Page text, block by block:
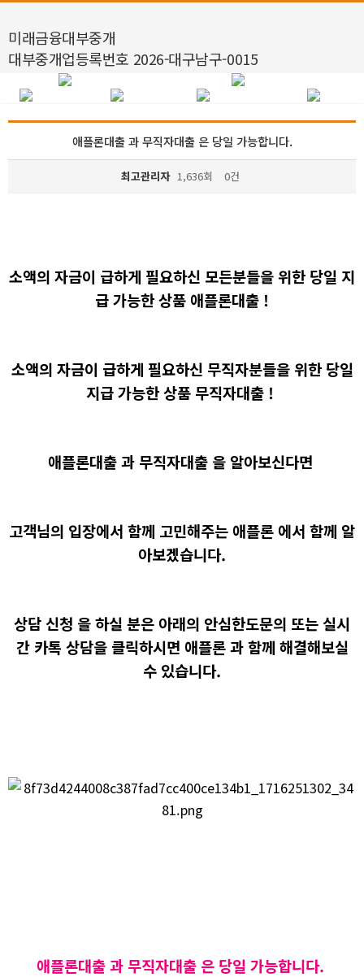
미래금융대부중개
대부중개업등록번호 2026-대구남구-0015
애플론대출 과 무직자대출 은 당일 가능합니다.
최고관리자 1,636회 0건
소액의 자금이 급하게 필요하신 모든분들을 위한 당일 지
급 가능한 상품 애플론대출 !
소액의 자금이 급하게 필요하신 무직자분들을 위한 당일
지급 가능한 상품 무직자대출 !
애플론대출 과 무직자대출 을 알아보신다면
고객님의 입장에서 함께 고민해주는 애플론 에서 함께 알
아보겠습니다.
상담 신청 을 하실 분은 아래의 안심한도문의 또는 실시
간 카톡 상담을 클릭하시면 애플론 과 함께 해결해보실
수 있습니다.
애플론대출 과 무직자대출 은 당일 가능합니다.